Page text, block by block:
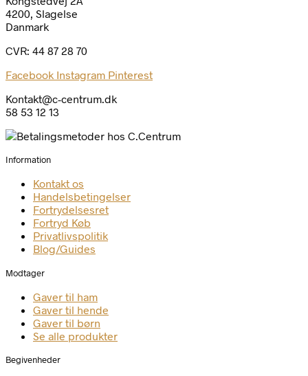
4200, Slagelse
Danmark
CVR: 44 87 28 70
Facebook Instagram Pinterest
Kontakt@c-centrum.dk
58 53 12 13
Information
Kontakt os
Handelsbetingelser
Fortrydelsesret
Fortryd Køb
Privatlivspolitik
Blog/Guides
Modtager
Gaver til ham
Gaver til hende
Gaver til børn
Se alle produkter
Begivenheder